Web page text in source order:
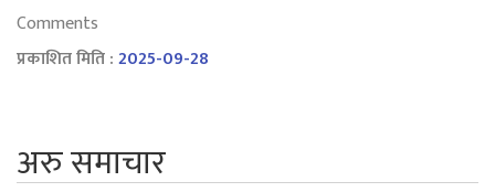
Comments
प्रकाशित मिति :2025-09-28
अरु समाचार